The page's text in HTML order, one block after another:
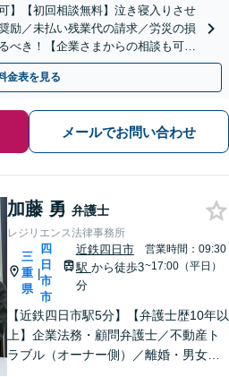
】【初回相談無料】泣き寝入りさせ
励／未払い残業代の請求／労災の損
べき！【企業さまからの相談も可】
必要です【完全個室】
金表を見る
メールでお問い合わせ
加藤 勇 弁護士
レジリエンス法律事務所
三
重
県
|
四
日
市
市
近鉄四日市
駅 から徒歩3
分
営業時間：09:30
~17:00（平日）
【近鉄四日市駅5分】【弁護士歴10年以
上】企業法務・顧問弁護士／不動産ト
ラブル（オーナー側）／離婚・男女問